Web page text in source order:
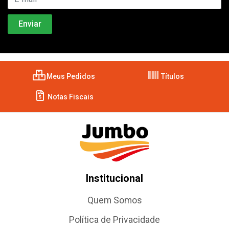
Meus Pedidos Títulos
Notas Fiscais
Institucional
Quem Somos
Política de Privacidade